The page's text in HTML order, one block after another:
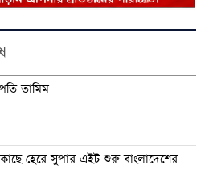
তামিম
কাছে হেরে সুপার এইট শুরু বাংলাদেশের